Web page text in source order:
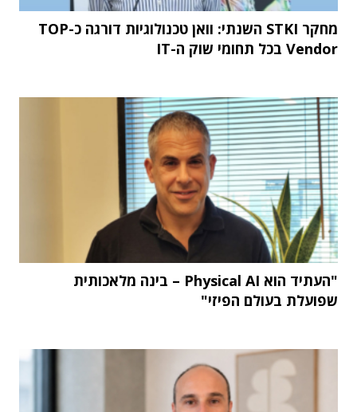
מחקר STKI השנתי: וואן טכנולוגיות דורגה כ-TOP
Vendor בכל תחומי שוק ה-IT
"העתיד הוא Physical AI – בינה מלאכותית
שפועלת בעולם הפיזי"